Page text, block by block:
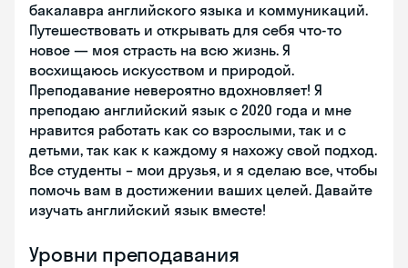
бакалавра английского языка и коммуникаций.
Путешествовать и открывать для себя что-то
новое — моя страсть на всю жизнь. Я
восхищаюсь искусством и природой.
Преподавание невероятно вдохновляет! Я
преподаю английский язык с 2020 года и мне
нравится работать как со взрослыми, так и с
детьми, так как к каждому я нахожу свой подход.
Все студенты – мои друзья, и я сделаю все, чтобы
помочь вам в достижении ваших целей. Давайте
изучать английский язык вместе!
Уровни преподавания